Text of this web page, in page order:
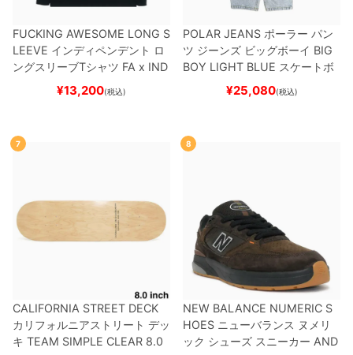
FUCKING AWESOME LONG S
LEEVE インディペンデント ロ
ングスリーブTシャツ FA x IND
EPENDENTHOSTAGE
スケートボード スケボー
¥13,200(税込)
POLAR JEANS ポーラー パン
ツ ジーンズ ビッグボーイ BIG
BOY LIGHT BLUE スケートボ
ード スケボー
¥25,080(税込)
7
CALIFORNIA STREET DECK
カリフォルニアストリート デッ
キ TEAM SIMPLE CLEAR 8.0
8
NEW BALANCE NUMERIC S
HOES ニューバランス ヌメリ
ック シューズ スニーカー AND